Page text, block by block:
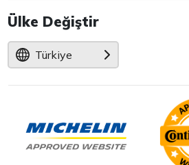
Ülke Değiştir
Türkiye